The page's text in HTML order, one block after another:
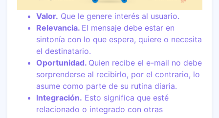
Valor. Que le genere interés al usuario.
Relevancia. El mensaje debe estar en
sintonía con lo que espera, quiere o necesita
el destinatario.
Oportunidad. Quien recibe el e-mail no debe
sorprenderse al recibirlo, por el contrario, lo
asume como parte de su rutina diaria.
Integración. Esto significa que esté
relacionado o integrado con otras